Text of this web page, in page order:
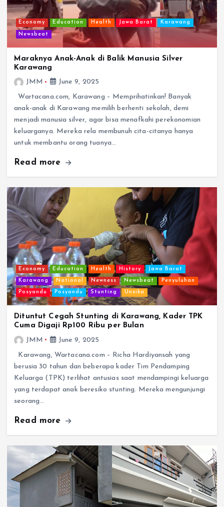
Economy Education Health Jawa Barat Karawang
Newsbeat
Maraknya Anak-Anak di Balik Manusia Silver
Karawang
JMM
June 9, 2025
Wartacana.com, Karawang – Memprihatinkan! Banyak
anak-anak di Karawang memilih berhenti sekolah, demi
menjadi manusia silver, agar bisa menafkahi perekonomian
keluarganya. Mereka rela membunuh cita-citanya hanya
untuk membantu orang tuanya…
Read more
Economy Education Health History Jawa Barat
Karawang National Newness Newsbeat Penyuluhan
Posyandu Posyandu Stunting Unsika
Dituntut Cegah Stunting di Karawang, Kader TPK
Cuma Digaji Rp100 Ribu per Bulan
JMM
June 9, 2025
Karawang, Wartacana.com – Richa Hardiyansah yang
berusia 30 tahun dan beberapa kader Tim Pendamping
Keluarga (TPK) terlihat antusias saat mendampingi keluarga
yang terdapat anak beresiko stunting. Mereka mengunjungi
seorang…
Read more